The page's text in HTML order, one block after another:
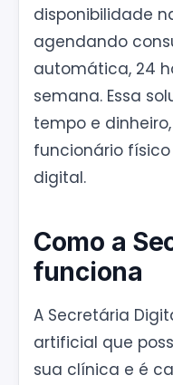
disponibilidade
agendando
automática, 24
semana. Essa
tempo e
funcionário
digital.
Como a
funciona
A Secretária
artificial que
sua clínica e é